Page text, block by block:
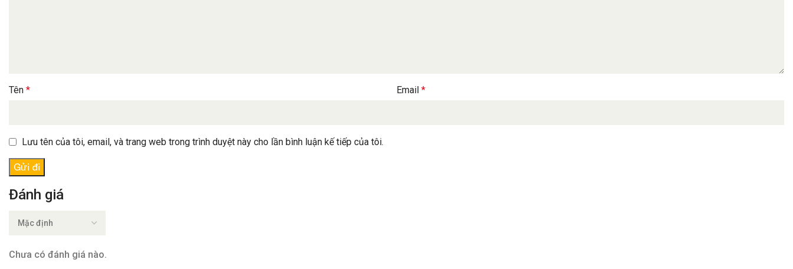
Đánh giá
Chưa có đánh giá nào.
Tên* Email*
Lưu tên của tôi, email, và trang web trong trình duyệt này cho lần bình luận kế tiếp của tôi.